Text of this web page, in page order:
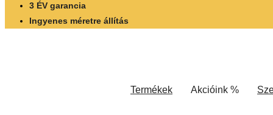
3 ÉV garancia
Ingyenes méretre állítás
Termékek Akcióink %